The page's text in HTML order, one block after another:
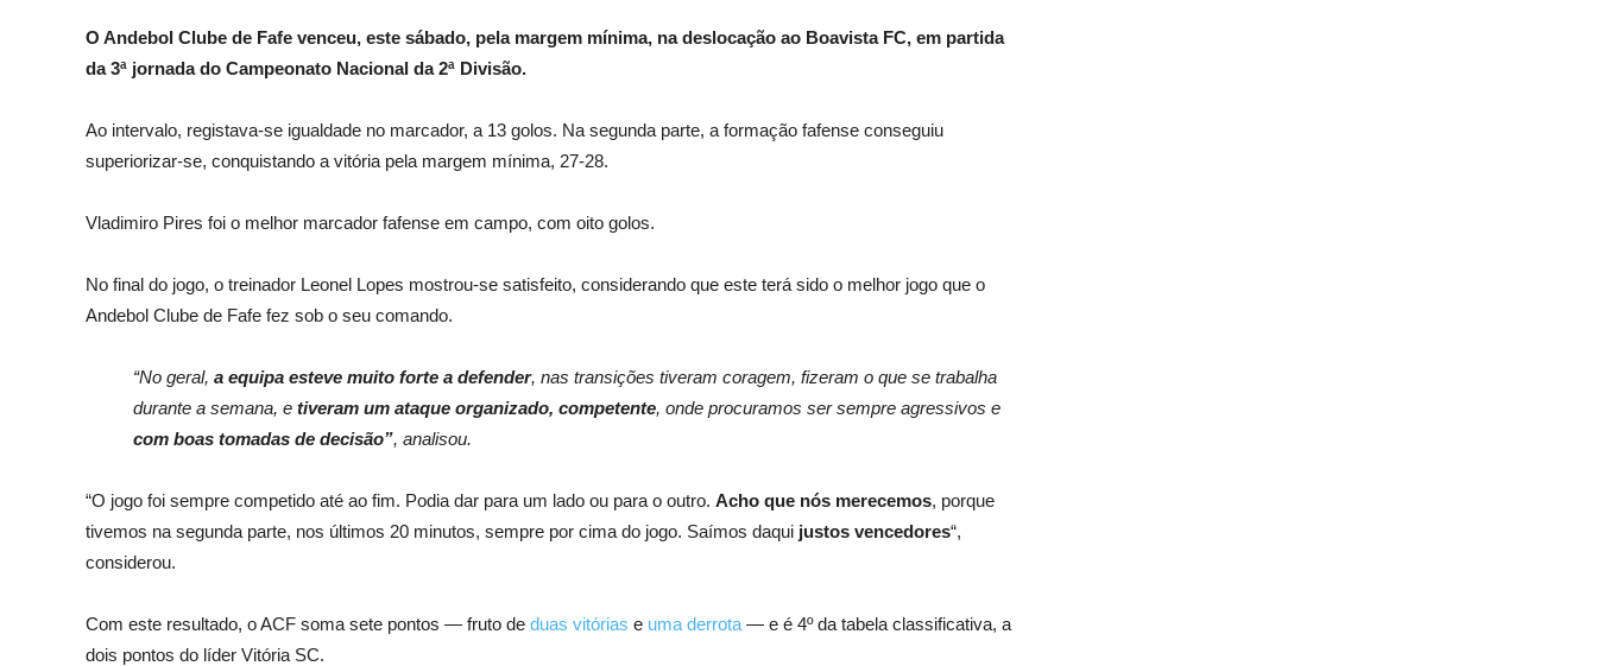
O Andebol Clube de Fafe venceu, este sábado, pela margem mínima, na deslocação ao Boavista FC, em partida
da 3ª jornada do Campeonato Nacional da 2ª Divisão.
Ao intervalo, registava-se igualdade no marcador, a 13 golos. Na segunda parte, a formação fafense conseguiu
superiorizar-se, conquistando a vitória pela margem mínima, 27-28.
Vladimiro Pires foi o melhor marcador fafense em campo, com oito golos.
No final do jogo, o treinador Leonel Lopes mostrou-se satisfeito, considerando que este terá sido o melhor jogo que o
Andebol Clube de Fafe fez sob o seu comando.
“No geral, a equipa esteve muito forte a defender, nas transições tiveram coragem, fizeram o que se trabalha
durante a semana, e tiveram um ataque organizado, competente, onde procuramos ser sempre agressivos e
com boas tomadas de decisão”, analisou.
“O jogo foi sempre competido até ao fim. Podia dar para um lado ou para o outro. Acho que nós merecemos, porque
tivemos na segunda parte, nos últimos 20 minutos, sempre por cima do jogo. Saímos daqui justos vencedores“,
considerou.
Com este resultado, o ACF soma sete pontos — fruto de duas vitórias e uma derrota — e é 4º da tabela classificativa, a
dois pontos do líder Vitória SC.